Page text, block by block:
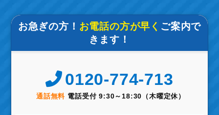
お急ぎの方！ お電話の方が早く ご案内で
きます！
0120-774-713
通話無料 電話受付 9:30～18:30（木曜定休）